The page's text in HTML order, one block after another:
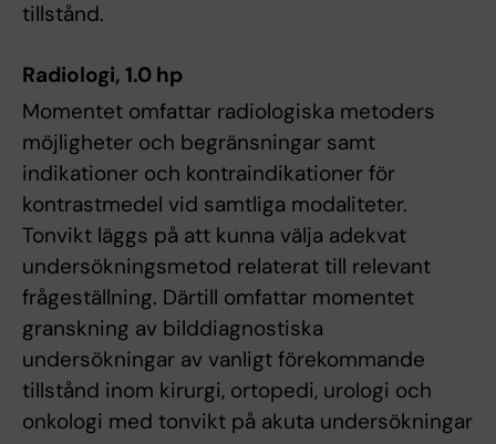
tillstånd.
Radiologi, 1.0 hp
Momentet omfattar radiologiska metoders
möjligheter och begränsningar samt
indikationer och kontraindikationer för
kontrastmedel vid samtliga modaliteter.
Tonvikt läggs på att kunna välja adekvat
undersökningsmetod relaterat till relevant
frågeställning. Därtill omfattar momentet
granskning av bilddiagnostiska
undersökningar av vanligt förekommande
tillstånd inom kirurgi, ortopedi, urologi och
onkologi med tonvikt på akuta undersökningar